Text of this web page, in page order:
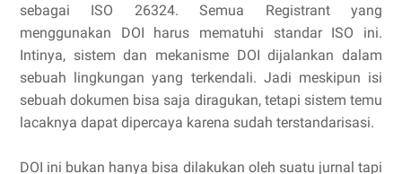
sebagai ISO 26324. Semua Registrant yang
menggunakan DOI harus mematuhi standar ISO ini.
Intinya, sistem dan mekanisme DOI dijalankan dalam
sebuah lingkungan yang terkendali. Jadi meskipun isi
sebuah dokumen bisa saja diragukan, tetapi sistem temu
lacaknya dapat dipercaya karena sudah terstandarisasi.
DOI ini bukan hanya bisa dilakukan oleh suatu jurnal tapi